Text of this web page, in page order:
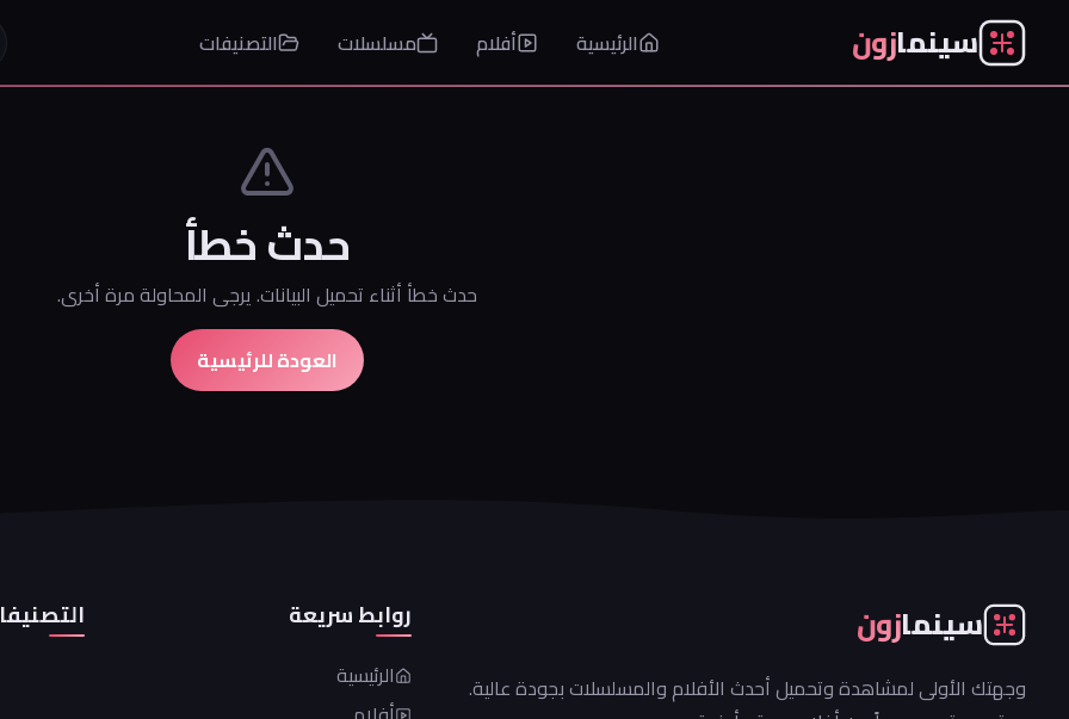
سينمازون الرئيسية أفلام مسلسلات التصنيفات
حدث خطأ
حدث خطأ أثناء تحميل البيانات. يرجى المحاولة مرة أخرى.
العودة للرئيسية
سينمازون
وجهتك الأولى لمشاهدة وتحميل أحدث الأفلام والمسلسلات بجودة عالية.
روابط سريعة
الرئيسية